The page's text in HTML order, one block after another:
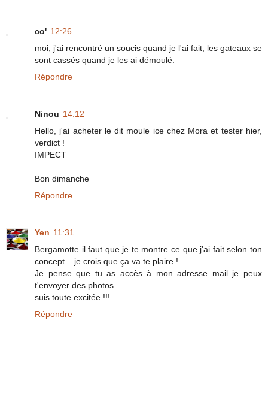
co' 12:26
moi, j'ai rencontré un soucis quand je l'ai fait, les gateaux se
sont cassés quand je les ai démoulé.
Répondre
Ninou 14:12
Hello, j'ai acheter le dit moule ice chez Mora et tester hier,
verdict !
IMPECT
Bon dimanche
Répondre
Yen 11:31
Bergamotte il faut que je te montre ce que j'ai fait selon ton
concept... je crois que ça va te plaire !
Je pense que tu as accès à mon adresse mail je peux
t'envoyer des photos.
suis toute excitée !!!
Répondre